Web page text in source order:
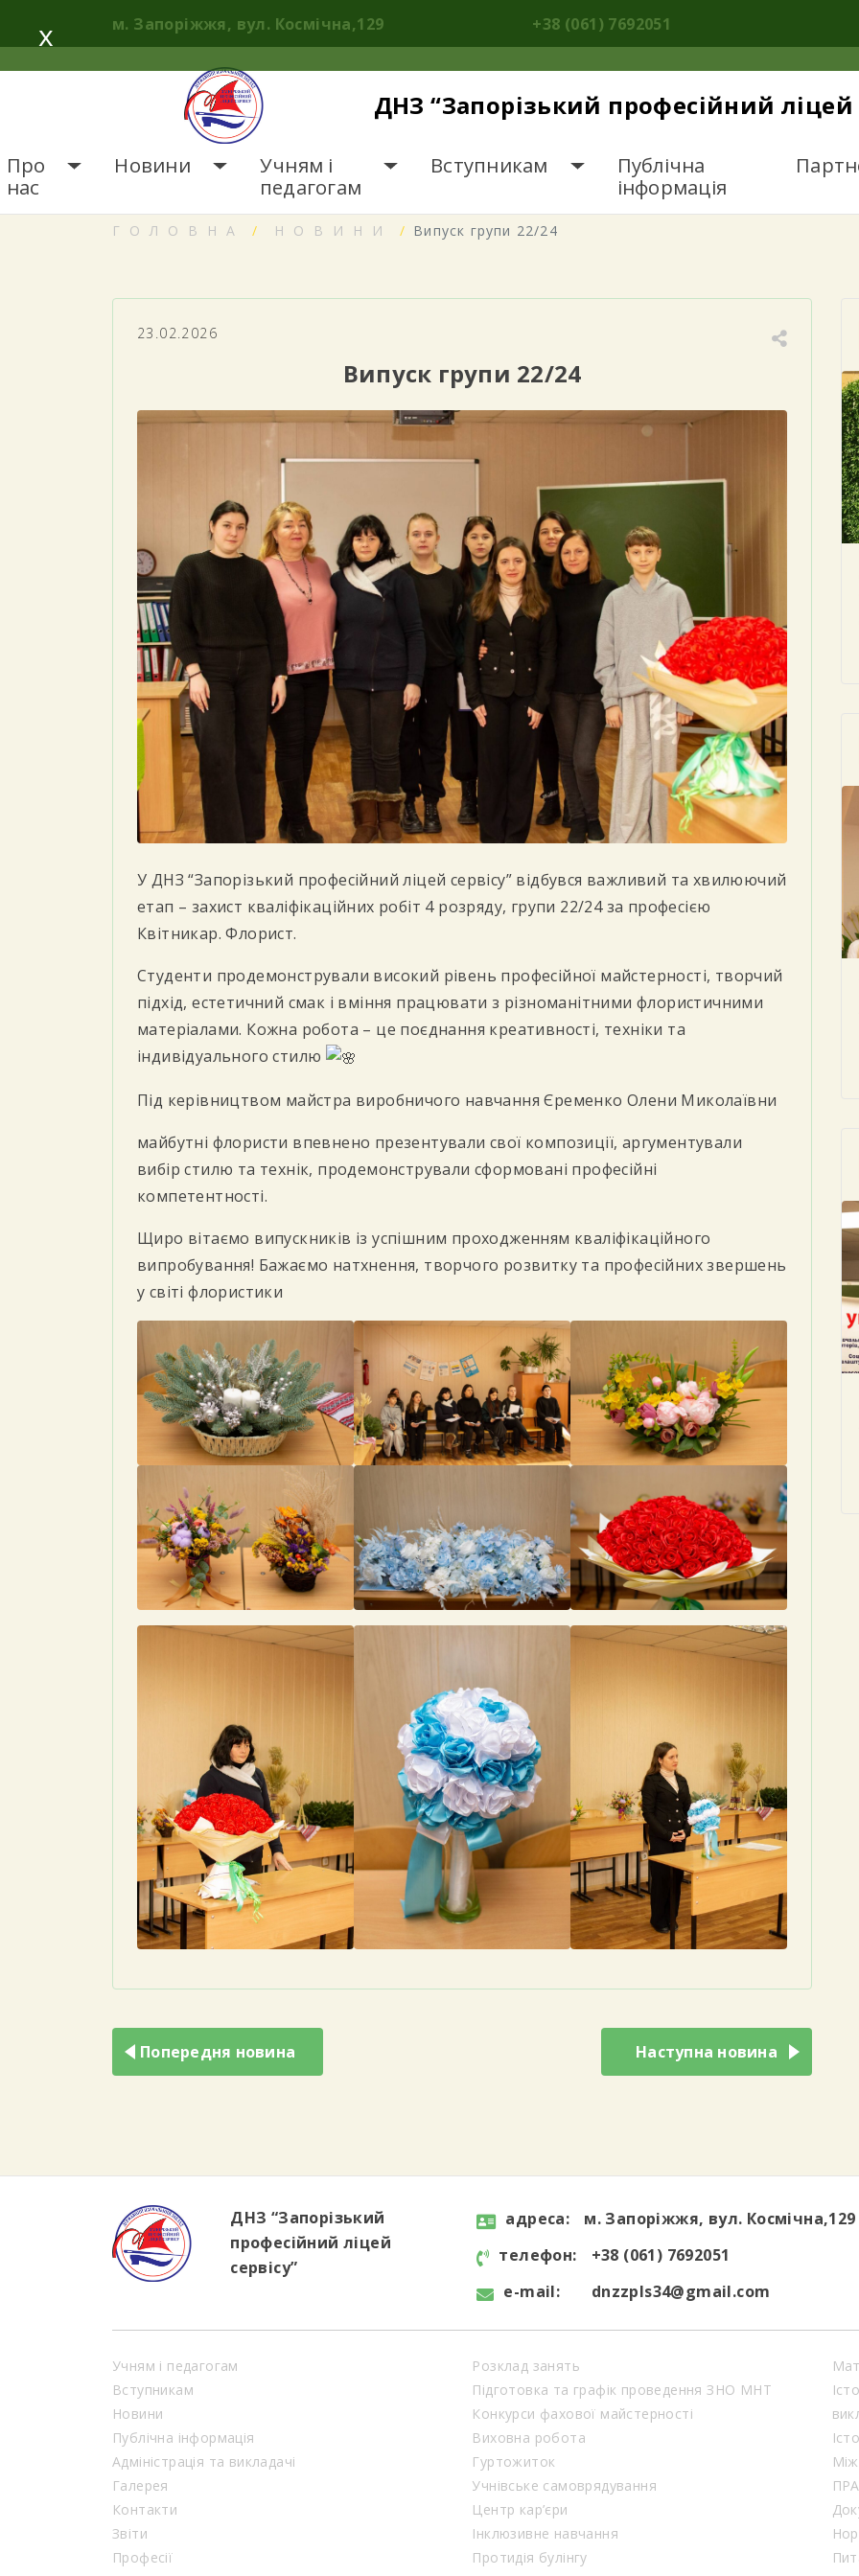
content
м. Запоріжжя, вул. Космічна,129 +38 (061) 7692051
ДНЗ “Запорізький професійний ліцей
Про
нас
Новини
Учням і
педагогам
Вступникам
Публічна
інформація
ГОЛОВНА НОВИНИ Випуск групи 22/24
23.02.2026
Випуск групи 22/24
У ДНЗ “Запорізький професійний ліцей сервісу” відбувся важливий та хвилюючий
етап – захист кваліфікаційних робіт 4 розряду, групи 22/24 за професією
Квітникар. Флорист.
Студенти продемонстрували високий рівень професійної майстерності, творчий
підхід, естетичний смак і вміння працювати з різноманітними флористичними
матеріалами. Кожна робота – це поєднання креативності, техніки та
індивідуального стилю
Під керівництвом майстра виробничого навчання Єременко Олени Миколаївни
майбутні флористи впевнено презентували свої композиції, аргументували
вибір стилю та технік, продемонстрували сформовані професійні
компетентності.
Щиро вітаємо випускників із успішним проходженням кваліфікаційного
випробування! Бажаємо натхнення, творчого розвитку та професійних звершень
у світі флористики
записів
Попередня новина Наступна новина
x
ДНЗ “Запорізький
професійний ліцей
сервісу”
aдресa:
м. Запоріжжя, вул. Космічна,129
телефон:
+38 (061) 7692051
e-mail:
dnzzpls34@gmail.com
Учням і педагогам
Вступникам
Новини
Публічна інформація
Адміністрація та викладачі
Галерея
Контакти
Звіти
Професії
Розклад занять
Підготовка та графік проведення ЗНО МНТ
Конкурси фахової майстерності
Виховна робота
Гуртожиток
Учнівське самоврядування
Центр кар’єри
Інклюзивне навчання
Протидія булінгу